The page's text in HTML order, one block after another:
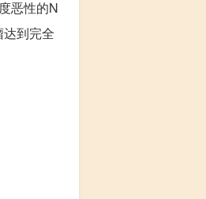
恶性的N
到完全